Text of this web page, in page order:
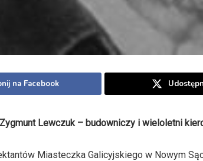
na Facebook
Lewczuk – budowniczy i wieloletni
Miasteczka Galicyjskiego w Nowym